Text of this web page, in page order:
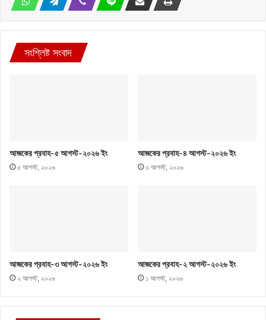
সংশ্লিষ্ট সংবাদ
আজকের প্রবাহ-৫ আগস্ট-২০২৬ ইং
৫ আগস্ট, ২০২৬
আজকের প্রবাহ-৪ আগস্ট-২০২৬ ইং
৩ আগস্ট, ২০২৬
আজকের প্রবাহ-৩ আগস্ট-২০২৬ ইং
২ আগস্ট, ২০২৬
আজকের প্রবাহ-২ আগস্ট-২০২৬ ইং
১ আগস্ট, ২০২৬